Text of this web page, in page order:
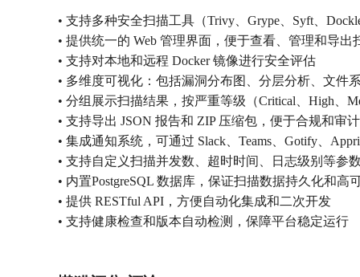
• 支持多种安全扫描工具（Trivy、Grype、Syft、
• 提供统一的 Web 管理界面，便于查看、管理和导出
• 支持对本地和远程 Docker 镜像进行安全评估
• 多维度可视化：包括漏洞分布图、分层分析、文件
• 分组展示扫描结果，按严重等级（Critical、High、
• 支持导出 JSON 报告和 ZIP 压缩包，便于合规和审计
• 集成通知系统，可通过 Slack、Teams、Gotify、
• 支持自定义扫描并发数、超时时间、日志级别等参
• 内置PostgreSQL 数据库，保证扫描数据持久化和高
• 提供 RESTful API，方便自动化集成和二次开发
• 支持健康检查和版本自动检测，保障平台稳定运行